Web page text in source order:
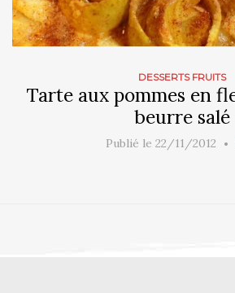
DESSERTS FRUITS
Tarte aux pommes en
beurre salé
Publié le 22/11/2012